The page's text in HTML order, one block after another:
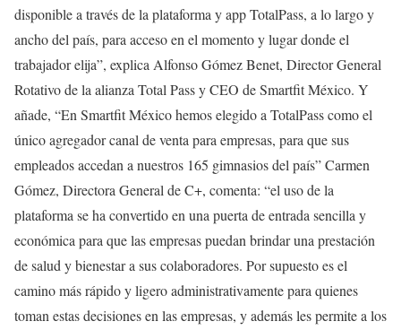
disponible a través de la plataforma y app TotalPass, a lo largo y
ancho del país, para acceso en el momento y lugar donde el
trabajador elija”, explica Alfonso Gómez Benet, Director General
Rotativo de la alianza Total Pass y CEO de Smartfit México. Y
añade, “En Smartfit México hemos elegido a TotalPass como el
único agregador canal de venta para empresas, para que sus
empleados accedan a nuestros 165 gimnasios del país” Carmen
Gómez, Directora General de C+, comenta: “el uso de la
plataforma se ha convertido en una puerta de entrada sencilla y
económica para que las empresas puedan brindar una prestación
de salud y bienestar a sus colaboradores. Por supuesto es el
camino más rápido y ligero administrativamente para quienes
toman estas decisiones en las empresas, y además les permite a los